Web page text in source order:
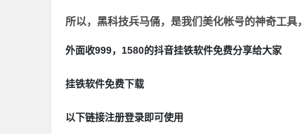
所以，黑科技兵马俑，是我们美化帐号的神奇工具
外面收999，1580的抖音挂铁软件免费分享给大家
挂铁软件免费下载
以下链接注册登录即可使用